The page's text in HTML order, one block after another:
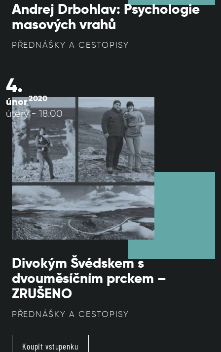
Andrej Drbohlav: Psychologie
masových vrahů
PŘEDNÁŠKY A CESTOPISY
4.
únor2020
úterý - 18:00
Divokým Švédskem s
dvouměsíčním prckem –
ZRUŠENO
PŘEDNÁŠKY A CESTOPISY
Koupit vstupenku